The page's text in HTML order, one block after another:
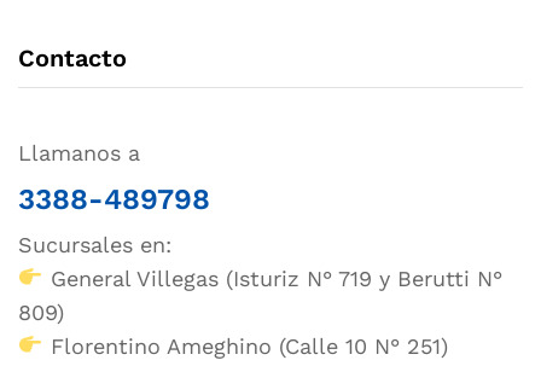
Contacto
Llamanos a
3388-489798
Sucursales en:
General Villegas (Isturiz N° 719 y Berutti N°
809)
Florentino Ameghino (Calle 10 N° 251)